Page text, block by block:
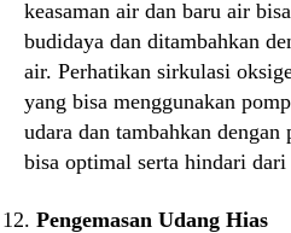
keasaman air dan baru air
budidaya dan ditambahkan
air. Perhatikan sirkulasi
yang bisa menggunakan
udara dan tambahkan
bisa optimal serta hindari
Pengemasan Udang Hias